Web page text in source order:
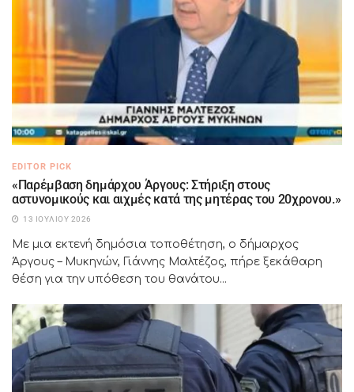
EDITOR PICK
«Παρέμβαση δημάρχου Άργους: Στήριξη στους
αστυνομικούς και αιχμές κατά της μητέρας του 20χρονου.»
13 ΙΟΥΛΊΟΥ 2026
Με μια εκτενή δημόσια τοποθέτηση, ο δήμαρχος
Άργους – Μυκηνών, Γιάννης Μαλτέζος, πήρε ξεκάθαρη
θέση για την υπόθεση του θανάτου...